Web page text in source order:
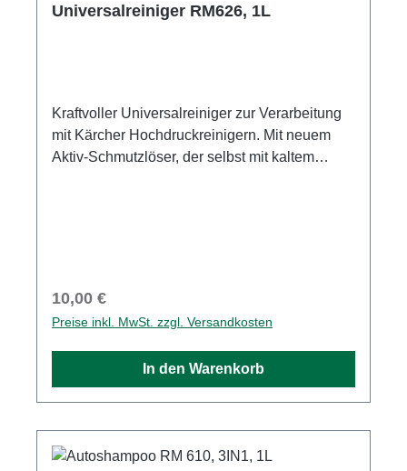
Universalreiniger RM626, 1L
Kraftvoller Universalreiniger zur Verarbeitung
mit Kärcher Hochdruckreinigern. Mit neuem
Aktiv-Schmutzlöser, der selbst mit kaltem
Regulärer Preis:
10,00 €
Preise inkl. MwSt. zzgl. Versandkosten
In den Warenkorb